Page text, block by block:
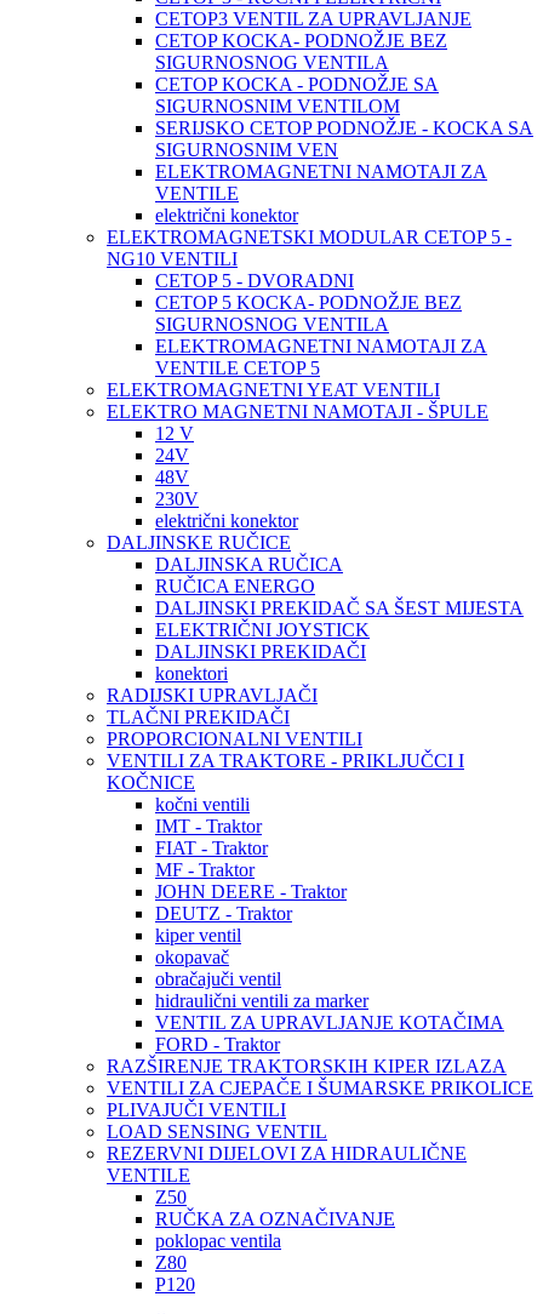
CETOP3 VENTIL ZA UPRAVLJANJE
CETOP KOCKA- PODNOŽJE BEZ
SIGURNOSNOG VENTILA
CETOP KOCKA - PODNOŽJE SA
SIGURNOSNIM VENTILOM
SERIJSKO CETOP PODNOŽJE - KOCKA SA
SIGURNOSNIM VEN
ELEKTROMAGNETNI NAMOTAJI ZA
VENTILE
električni konektor
ELEKTROMAGNETSKI MODULAR CETOP 5 -
NG10 VENTILI
CETOP 5 - DVORADNI
CETOP 5 KOCKA- PODNOŽJE BEZ
SIGURNOSNOG VENTILA
ELEKTROMAGNETNI NAMOTAJI ZA
VENTILE CETOP 5
ELEKTROMAGNETNI YEAT VENTILI
ELEKTRO MAGNETNI NAMOTAJI - ŠPULE
12 V
24V
48V
230V
električni konektor
DALJINSKE RUČICE
DALJINSKA RUČICA
RUČICA ENERGO
DALJINSKI PREKIDAČ SA ŠEST MIJESTA
ELEKTRIČNI JOYSTICK
DALJINSKI PREKIDAČI
konektori
RADIJSKI UPRAVLJAČI
TLAČNI PREKIDAČI
PROPORCIONALNI VENTILI
VENTILI ZA TRAKTORE - PRIKLJUČCI I
KOČNICE
kočni ventili
IMT - Traktor
FIAT - Traktor
MF - Traktor
JOHN DEERE - Traktor
DEUTZ - Traktor
kiper ventil
okopavač
obračajuči ventil
hidraulični ventili za marker
VENTIL ZA UPRAVLJANJE KOTAČIMA
FORD - Traktor
RAZŠIRENJE TRAKTORSKIH KIPER IZLAZA
VENTILI ZA CJEPAČE I ŠUMARSKE PRIKOLICE
PLIVAJUČI VENTILI
LOAD SENSING VENTIL
REZERVNI DIJELOVI ZA HIDRAULIČNE
VENTILE
Z50
RUČKA ZA OZNAČIVANJE
poklopac ventila
Z80
P120